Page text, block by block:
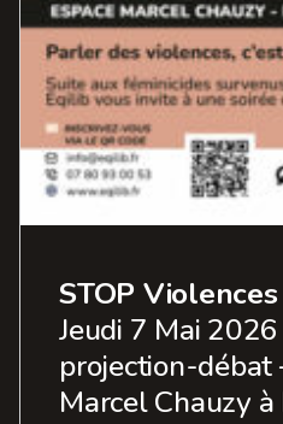
STOP Violences
Jeudi 7 Mai
projection-débat
Marcel Chauzy